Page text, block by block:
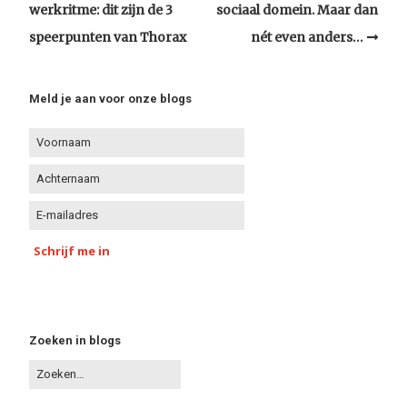
werkritme: dit zijn de 3
speerpunten van Thorax
sociaal domein. Maar dan
nét even anders…
Meld je aan voor onze blogs
Schrijf me in
Zoeken in blogs